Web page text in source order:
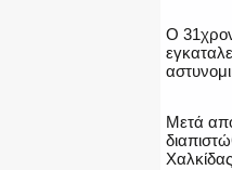
Ο
Μετά